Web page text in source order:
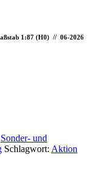
1:87 (H0) // 06-2026
Sonder- und
Schlagwort: Aktion